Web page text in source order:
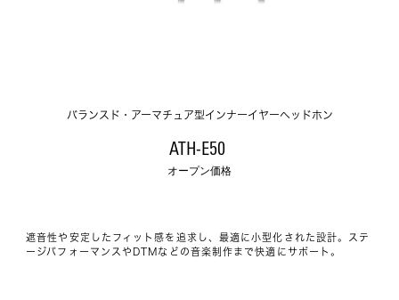
バランスド・アーマチュア型インナーイヤーヘッドホン
ATH-E50
オープン価格
遮音性や安定したフィット感を追求し、最適に小型化された設計。ステ
ージパフォーマンスやDTMなどの音楽制作まで快適にサポート。